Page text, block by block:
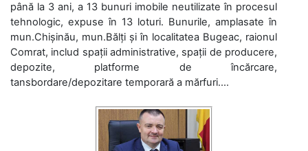
până la 3 ani, a 13 bunuri imobile neutilizate în procesul
tehnologic, expuse în 13 loturi. Bunurile, amplasate în
mun.Chișinău, mun.Bălți și în localitatea Bugeac, raionul
Comrat, includ spații administrative, spații de producere,
depozite, platforme de încărcare,
tansbordare/depozitare temporară a mărfuri....